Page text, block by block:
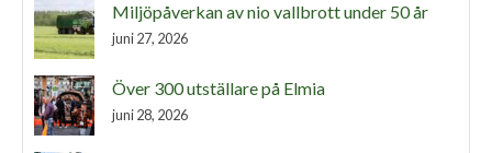
Miljöpåverkan av nio vallbrott under 50 år
juni 27, 2026
Över 300 utställare på Elmia
juni 28, 2026